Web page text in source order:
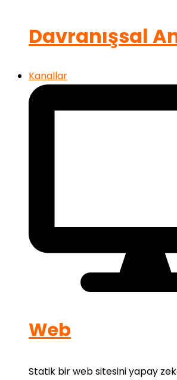
Davranışsal
Kanallar
Web
Statik bir web sitesini yapay